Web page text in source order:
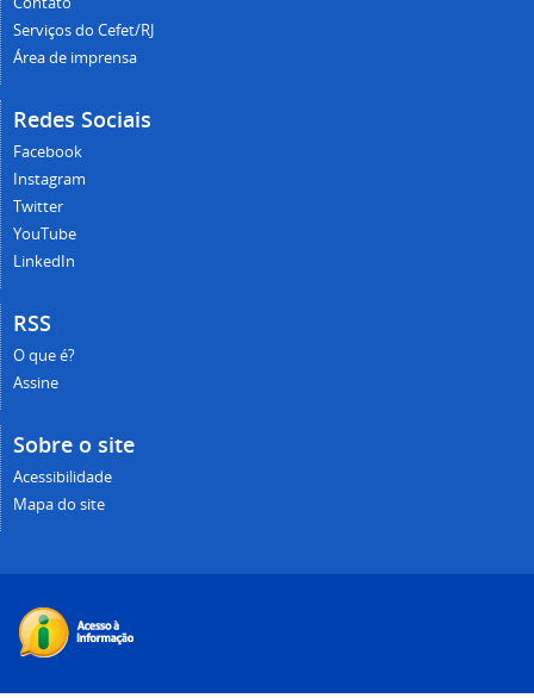
Serviços do Cefet/RJ
Área de imprensa
Redes Sociais
Facebook
Instagram
Twitter
YouTube
LinkedIn
RSS
O que é?
Assine
Sobre o site
Acessibilidade
Mapa do site